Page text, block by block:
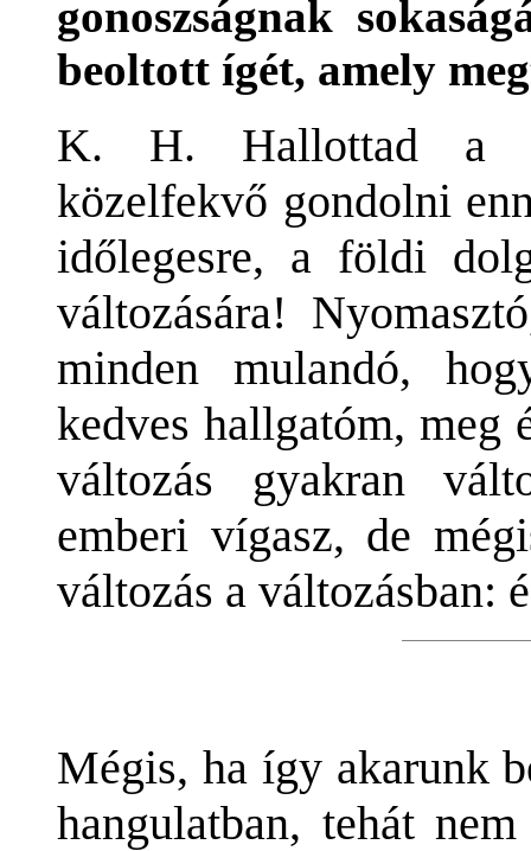
gonoszságnak
beoltott ígét, amely
K. H. Hallottad a
közelfekvő gondolni
időlegesre, a földi
változására!
minden mulandó,
kedves hallgatóm, meg
változás gyakran
emberi vígasz, de
változás a változásban:
Mégis, ha így akarunk
hangulatban, tehát